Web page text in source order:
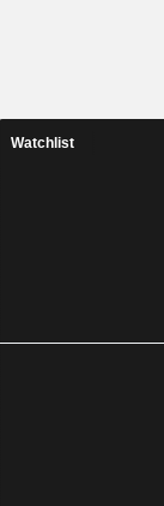
Watchlist